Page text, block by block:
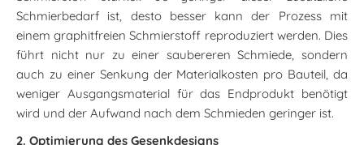
Schmierbedarf ist, desto besser kann der Prozess mit
einem graphitfreien Schmierstoff reproduziert werden. Dies
führt nicht nur zu einer saubereren Schmiede, sondern
auch zu einer Senkung der Materialkosten pro Bauteil, da
weniger Ausgangsmaterial für das Endprodukt benötigt
wird und der Aufwand nach dem Schmieden geringer ist.
2. Optimierung des Gesenkdesigns